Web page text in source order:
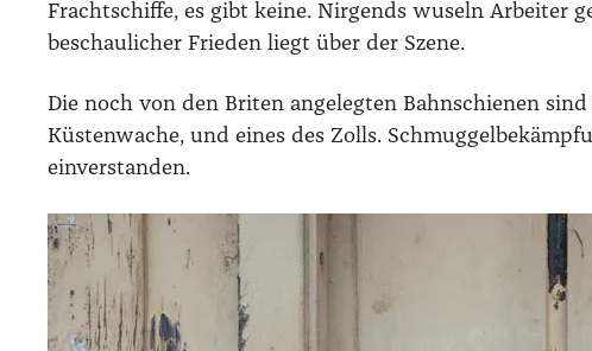
Fracht­schif­fe, es gibt kei­ne. Nir­gends wuseln Arbei­ter
beschau­li­cher Frie­den liegt über der Sze­ne.
Die noch von den Bri­ten ange­leg­ten Bahn­schie­nen
Küs­ten­wa­che, und eines des Zolls.
ein­ver­stan­den.